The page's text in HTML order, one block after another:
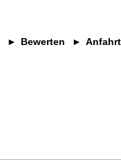
Bewerten